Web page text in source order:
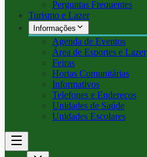
Perguntas Frequentes
Turismo e Lazer
Informações
Agenda de Eventos
Área de Esportes e Lazer
Feiras
Hortas Comunitárias
Informativos
Telefones e Endereços
Unidades de Saúde
Unidades Escolares